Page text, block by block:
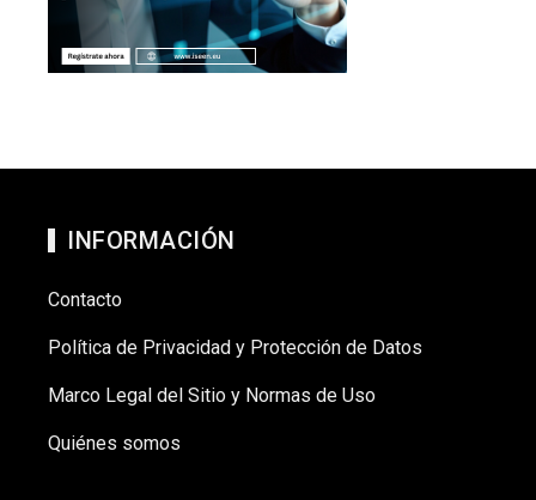
INFORMACIÓN
Contacto
Política de Privacidad y Protección de Datos
Marco Legal del Sitio y Normas de Uso
Quiénes somos